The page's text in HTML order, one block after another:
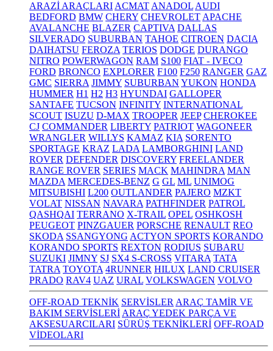
ARAZİ ARAÇLARI ACMAT ANADOL AUDI
BEDFORD BMW CHERY CHEVROLET APACHE
AVALANCHE BLAZER CAPTIVA DALLAS
SILVERADO SUBURBAN TAHOE CITROEN DACIA
DAIHATSU FEROZA TERIOS DODGE DURANGO
NITRO POWERWAGON RAM S100 FIAT - IVECO
FORD BRONCO EXPLORER F100 F250 RANGER GAZ
GMC SIERRA JIMMY SUBURBAN YUKON HONDA
HUMMER H1 H2 H3 HYUNDAI GALLOPER
SANTAFE TUCSON INFINITY INTERNATIONAL
SCOUT ISUZU D-MAX TROOPER JEEP CHEROKEE
CJ COMMANDER LIBERTY PATRIOT WAGONEER
WRANGLER WILLYS KAMAZ KIA SORENTO
SPORTAGE KRAZ LADA LAMBORGHINI LAND
ROVER DEFENDER DISCOVERY FREELANDER
RANGE ROVER SERIES MACK MAHINDRA MAN
MAZDA MERCEDES-BENZ G GL ML UNIMOG
MITSUBISHI L200 OUTLANDER PAJERO MZKT
VOLAT NISSAN NAVARA PATHFINDER PATROL
QASHQAI TERRANO X-TRAIL OPEL OSHKOSH
PEUGEOT PINZGAUER PORSCHE RENAULT REO
SKODA SSANGYONG ACTYON SPORTS KORANDO
KORANDO SPORTS REXTON RODIUS SUBARU
SUZUKI JIMNY SJ SX4 S-CROSS VITARA TATA
TATRA TOYOTA 4RUNNER HILUX LAND CRUISER
PRADO RAV4 UAZ URAL VOLKSWAGEN VOLVO
OFF-ROAD TEKNİK SERVİSLER ARAÇ TAMİR VE
BAKIM SERVİSLERİ ARAÇ YEDEK PARÇA VE
AKSESUARCILARI SÜRÜŞ TEKNİKLERİ OFF-ROAD
VİDEOLARI